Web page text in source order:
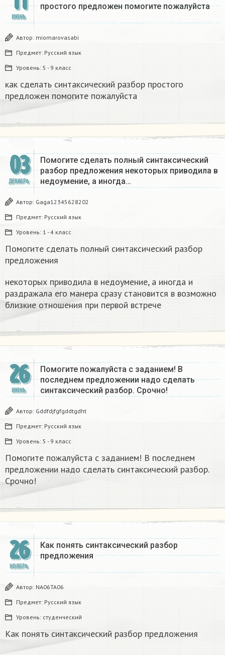
ИЮНЬ
простого предложен помогите пожалуйста​
Автор: miomarovasabi
Предмет: Русский язык
Уровень: 5 - 9 класс
как сделать синтаксический разбор простого
предложен помогите пожалуйста​
03
ДЕКАБРЬ
Помогите сделать полный синтаксический
разбор предложения некоторых приводила в
недоумение, а иногда…
Автор: Gaga12345628202
Предмет: Русский язык
Уровень: 1 - 4 класс
Помогите сделать полный синтаксический разбор
предложения
некоторых приводила в недоумение, а иногда и
раздражала его манера сразу становится в возможно
близкие отношения при первой встрече
26
ИЮНЬ
Помогите пожалуйста с заданием! В
последнем предложении надо сделать
синтаксический разбор. Срочно!
Автор: Gddfdjfgfgddtgdht
Предмет: Русский язык
Уровень: 5 - 9 класс
Помогите пожалуйста с заданием! В последнем
предложении надо сделать синтаксический разбор.
Срочно!
26
НОЯБРЬ
Как понять синтаксический разбор
предложения
Автор: NA06TA06
Предмет: Русский язык
Уровень: студенческий
Как понять синтаксический разбор предложения